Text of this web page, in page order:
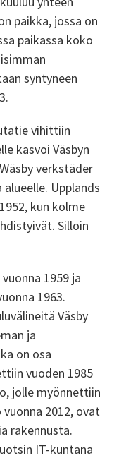
paikka, jossa on
paikassa koko
syntyneen
vihittiin
kasvoi Väsbyn
verkstäder
Upplands
kun kolme
Silloin
1959 ja
1963.
Väsby
ja
on osa
vuoden 1985
jolle myönnettiin
2012, ovat
rakennusta.
IT-kuntana